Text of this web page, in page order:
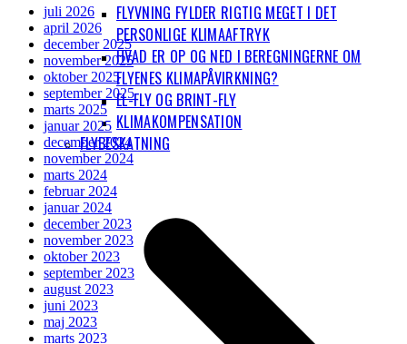
FLYVNING FYLDER RIGTIG MEGET I DET
PERSONLIGE KLIMAAFTRYK
HVAD ER OP OG NED I BEREGNINGERNE OM
FLYENES KLIMAPÅVIRKNING?
EL-FLY OG BRINT-FLY
KLIMAKOMPENSATION
FLYBESKATNING
juli 2026
april 2026
december 2025
november 2025
oktober 2025
september 2025
marts 2025
januar 2025
december 2024
november 2024
marts 2024
februar 2024
januar 2024
december 2023
november 2023
oktober 2023
september 2023
august 2023
juni 2023
maj 2023
marts 2023